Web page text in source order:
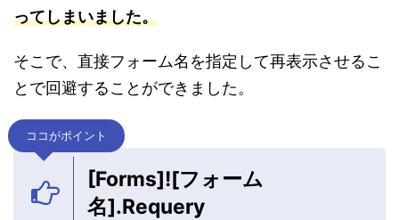
ってしまいました。
そこで、直接フォーム名を指定して再表示させるこ
とで回避することができました。
ココがポイント
[Forms]![フォーム
名].Requery